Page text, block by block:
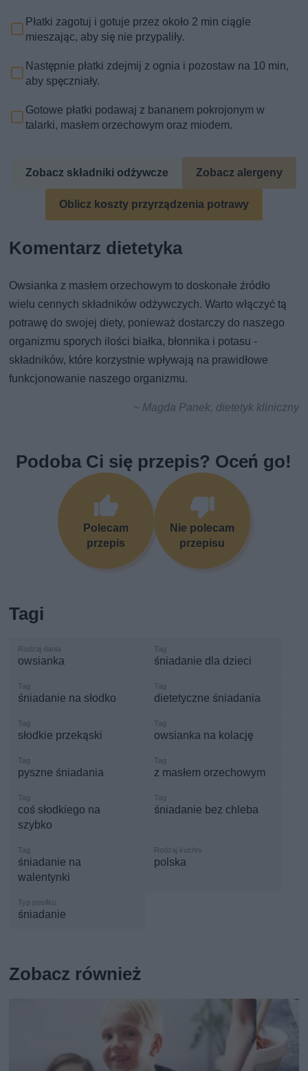
Płatki zagotuj i gotuje przez około 2 min ciągle
mieszając, aby się nie przypaliły.
Następnie płatki zdejmij z ognia i pozostaw na 10 min,
aby spęczniały.
Gotowe płatki podawaj z bananem pokrojonym w
talarki, masłem orzechowym oraz miodem.
Zobacz składniki odżywcze Zobacz alergeny
Oblicz koszty przyrządzenia potrawy
Komentarz dietetyka
Owsianka z masłem orzechowym to doskonałe źródło
wielu cennych składników odżywczych. Warto włączyć tą
potrawę do swojej diety, ponieważ dostarczy do naszego
organizmu sporych ilości białka, błonnika i potasu -
składników, które korzystnie wpływają na prawidłowe
funkcjonowanie naszego organizmu.
~ Magda Panek, dietetyk kliniczny
Podoba Ci się przepis? Oceń go!
Polecam
przepis
Nie polecam
przepisu
Tagi
owsianka śniadanie dla dzieci
śniadanie na słodko dietetyczne śniadania
słodkie przekąski owsianka na kolację
pyszne śniadania z masłem orzechowym
coś słodkiego na
szybko
śniadanie bez chleba
śniadanie na
walentynki
polska
śniadanie
Zobacz również